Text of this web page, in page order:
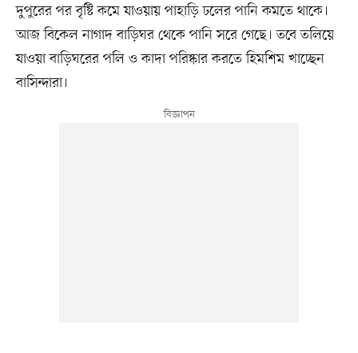
দুপুরের পর বৃষ্টি কমে যাওয়ায় পাহাড়ি ঢলের পানি কমতে থাকে।
আজ বিকেল নাগাদ বাড়িঘর থেকে পানি সরে গেছে। তবে তলিয়ে
যাওয়া বাড়িঘরের পলি ও কাদা পরিষ্কার করতে হিমশিম খাচ্ছেন
বাসিন্দারা।